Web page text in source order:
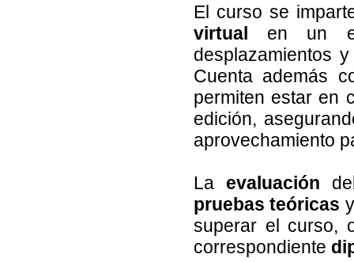
El curso se
virtual en un
desplazamientos
Cuenta además
permiten estar en
edición,
aprovechamiento
La evaluación
pruebas teóricas
superar el curso,
correspondiente